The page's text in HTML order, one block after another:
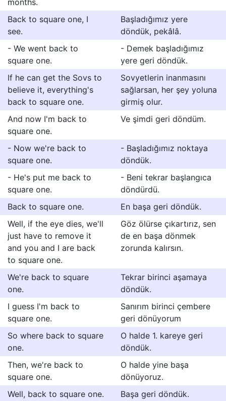
months.
Back to square one, I
see.
Başladığımız yere
döndük, pekâlâ.
- We went back to
square one.
- Demek başladığımız
yere geri döndük.
If he can get the Sovs to
believe it, everything's
back to square one.
Sovyetlerin inanmasını
sağlarsan, her şey yoluna
girmiş olur.
And now I'm back to
square one.
Ve şimdi geri döndüm.
- Now we're back to
square one.
- Başladığımız noktaya
döndük.
- He's put me back to
square one.
- Beni tekrar başlangıca
döndürdü.
Back to square one.
En başa geri döndük.
Well, if the eye dies, we'll
just have to remove it
and you and I are back
to square one.
Göz ölürse çıkartırız, sen
de en başa dönmek
zorunda kalırsın.
We're back to square
one.
Tekrar birinci aşamaya
döndük.
I guess I'm back to
square one.
Sanırım birinci çembere
geri dönüyorum
So where back to square
one.
O halde 1. kareye geri
döndük.
Then, we're back to
square one.
O halde yine başa
dönüyoruz.
Well, back to square one.
Başa geri döndük.